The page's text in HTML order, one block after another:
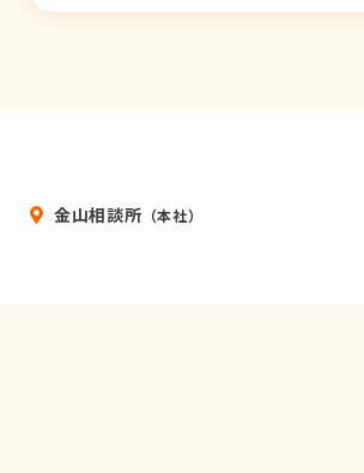
結し、お客様の個人情報を厳
金山相談所 （本社）